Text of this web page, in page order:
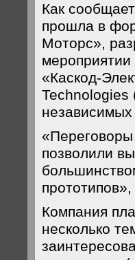
Как
прошла в
Моторс»,
«Каскод-
Technologies
независимых
позволили
Компания
несколько